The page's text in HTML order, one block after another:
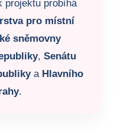
projektu probíhá
pro místní
sněmovny
, Senátu
a Hlavního
.